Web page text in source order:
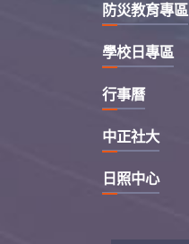
防災教育專區
學校日專區
行事曆
中正社大
日照中心